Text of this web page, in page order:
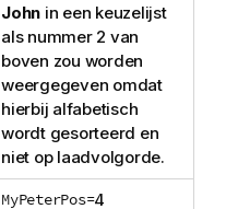
John in een keuzelijst
als nummer 2 van
boven zou worden
weergegeven omdat
hierbij alfabetisch
wordt gesorteerd en
niet op laadvolgorde.
MyPeterPos=4